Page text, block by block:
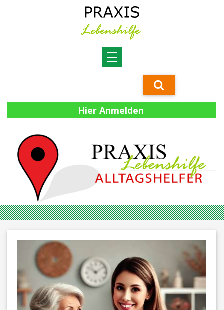
Hier Anmelden